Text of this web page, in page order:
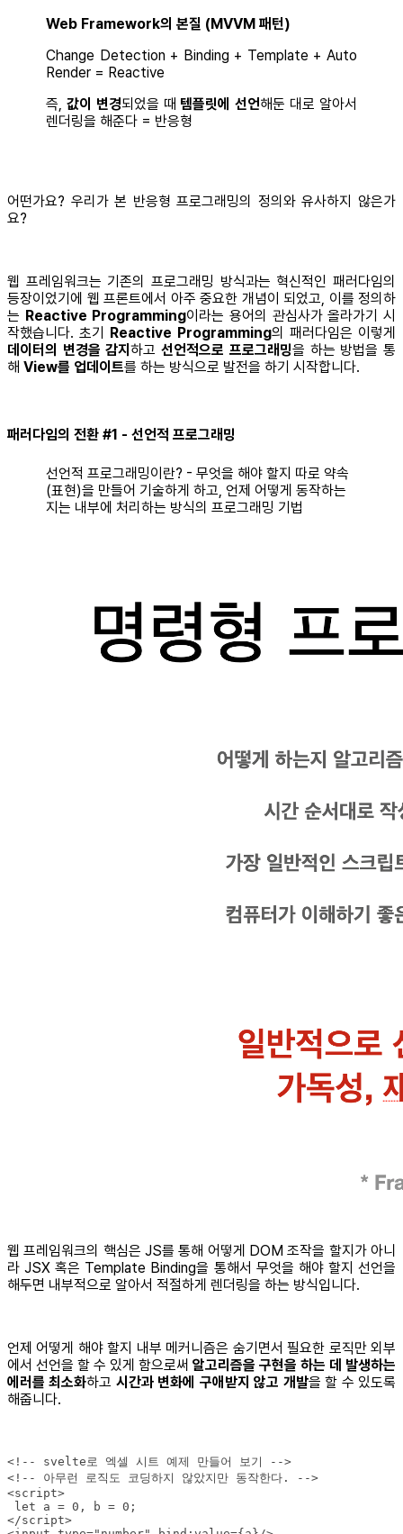
Web Framework의 본질 (MVVM 패턴)
Change Detection + Binding + Template + Auto
Render = Reactive
즉, 값이 변경되었을 때 템플릿에 선언해둔 대로 알아서
렌더링을 해준다 = 반응형
어떤가요? 우리가 본 반응형 프로그래밍의 정의와 유사하지 않은가
요?
웹 프레임워크는 기존의 프로그래밍 방식과는 혁신적인 패러다임의
등장이었기에 웹 프론트에서 아주 중요한 개념이 되었고, 이를 정의하
는 Reactive Programming이라는 용어의 관심사가 올라가기 시
작했습니다. 초기 Reactive Programming의 패러다임은 이렇게
데이터의 변경을 감지하고선언적으로 프로그래밍을 하는 방법을 통
해 View를 업데이트를 하는 방식으로 발전을 하기 시작합니다.
패러다임의 전환 #1 - 선언적 프로그래밍
선언적 프로그래밍이란? - 무엇을 해야 할지 따로 약속
(표현)을 만들어 기술하게 하고, 언제 어떻게 동작하는
지는 내부에 처리하는 방식의 프로그래밍 기법
웹 프레임워크의 핵심은 JS를 통해 어떻게 DOM 조작을 할지가 아니
라 JSX 혹은 Template Binding을 통해서 무엇을 해야 할지 선언을
해두면 내부적으로 알아서 적절하게 렌더링을 하는 방식입니다.
언제 어떻게 해야 할지 내부 메커니즘은 숨기면서 필요한 로직만 외부
에서 선언을 할 수 있게 함으로써 알고리즘을 구현을 하는 데 발생하는
에러를 최소화하고 시간과 변화에 구애받지 않고 개발을 할 수 있도록
해줍니다.